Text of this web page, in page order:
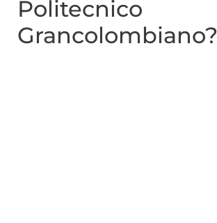
Politecnico
Grancolombiano?